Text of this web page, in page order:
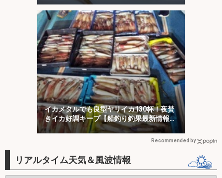
イカメタルでも良型ヤリイカ130杯！夜焚
きイカ好調キープ【船釣り釣果最新情報13
選・玄界灘】
Recommended by
リアルタイム天気＆風波情報